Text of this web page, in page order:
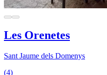
Les Orenetes
Sant Jaume dels Domenys
(4)